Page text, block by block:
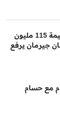
عرض ضخم من ليفربول بقيمة 115 مليون
جيرمان يرفع
مع حسام